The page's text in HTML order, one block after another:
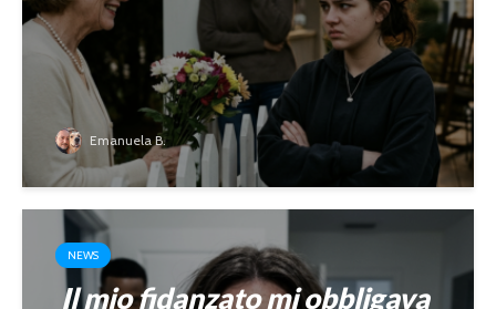
Emanuela B.
NEWS
Il mio fidanzato mi obbligava